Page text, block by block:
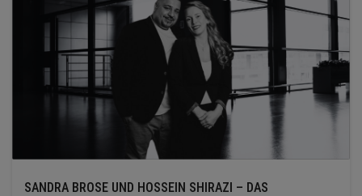
SANDRA BROSE UND HOSSEIN SHIRAZI – DAS